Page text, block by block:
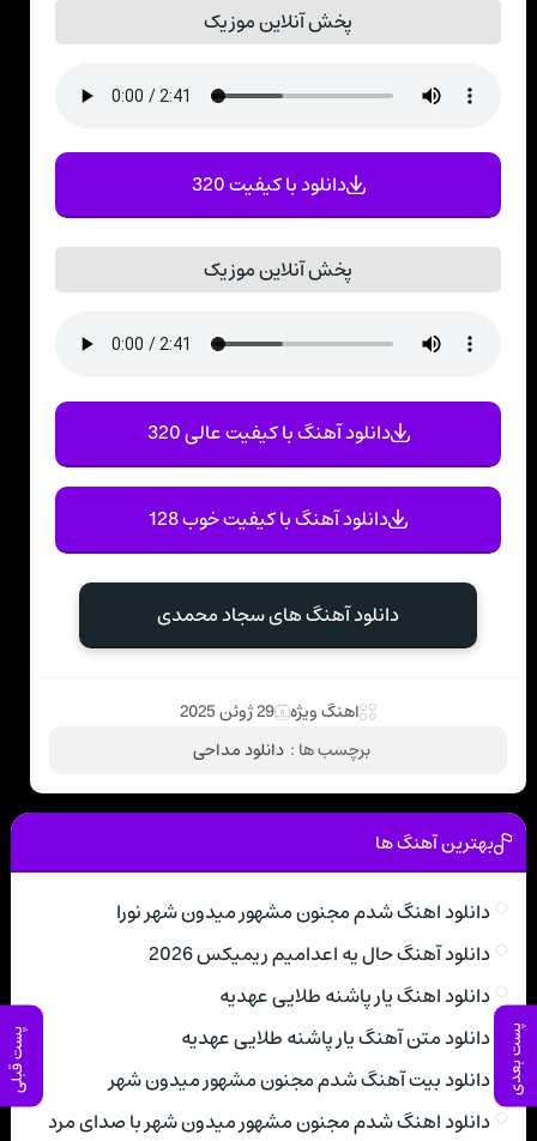
پست بعدی پست قبلی
پخش آنلاین موزیک
دانلود با کیفیت 320
پخش آنلاین موزیک
دانلود آهنگ با کیفیت عالی 320
دانلود آهنگ با کیفیت خوب 128
دانلود آهنگ های سجاد محمدی
اهنگ ویژه 29 ژوئن 2025
برچسب ها : دانلود مداحی
بهترین آهنگ ها
دانلود اهنگ شدم مجنون مشهور میدون شهر نورا
دانلود آهنگ حال یه اعدامیم ریمیکس 2026
دانلود اهنگ یار پاشنه طلایی عهدیه
دانلود متن آهنگ یار پاشنه طلایی عهدیه
دانلود بیت آهنگ شدم مجنون مشهور میدون شهر
دانلود اهنگ شدم مجنون مشهور میدون شهر با صدای مرد